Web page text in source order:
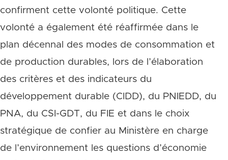
confirment cette volonté politique. Cette
volonté a également été réaffirmée dans le
plan décennal des modes de consommation et
de production durables, lors de l’élaboration
des critères et des indicateurs du
développement durable (CIDD), du PNIEDD, du
PNA, du CSI-GDT, du FIE et dans le choix
stratégique de confier au Ministère en charge
de l’environnement les questions d’économie